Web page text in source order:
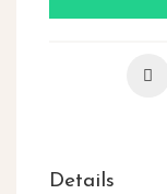
Details